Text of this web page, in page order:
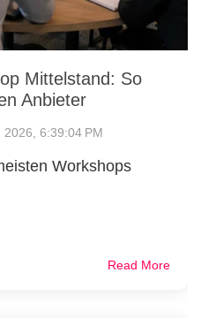
Mittelstand: So
Anbieter
2026, 6:39:04 PM
Workshops
Read More